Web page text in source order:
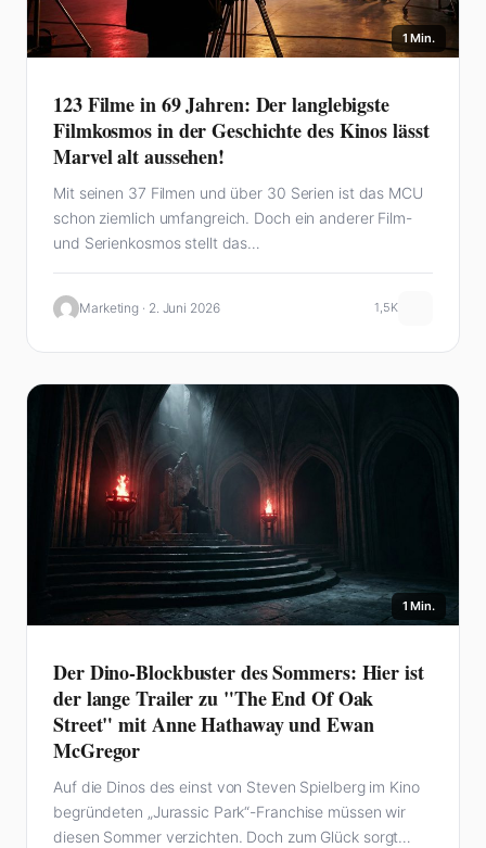
1 Min.
123 Filme in 69 Jahren: Der langlebigste
Filmkosmos in der Geschichte des Kinos lässt
Marvel alt aussehen!
Mit seinen 37 Filmen und über 30 Serien ist das MCU
schon ziemlich umfangreich. Doch ein anderer Film-
und Serienkosmos stellt das…
Marketing · 2. Juni 2026 1,5K
1 Min.
Der Dino-Blockbuster des Sommers: Hier ist
der lange Trailer zu "The End Of Oak
Street" mit Anne Hathaway und Ewan
McGregor
Auf die Dinos des einst von Steven Spielberg im Kino
begründeten „Jurassic Park“-Franchise müssen wir
diesen Sommer verzichten. Doch zum Glück sorgt…